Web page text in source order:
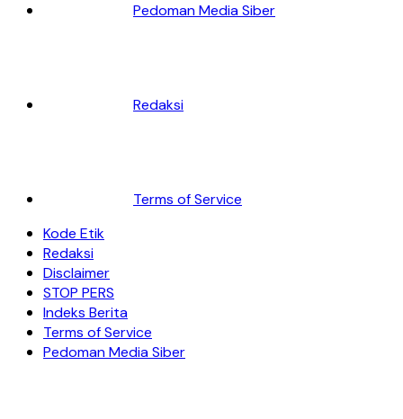
Pedoman Media Siber
Redaksi
Terms of Service
Kode Etik
Redaksi
Disclaimer
STOP PERS
Indeks Berita
Terms of Service
Pedoman Media Siber